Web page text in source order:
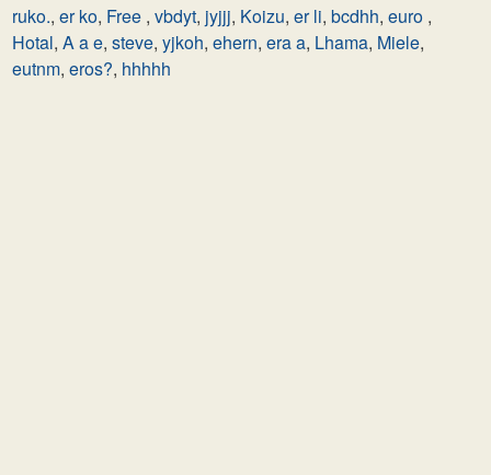
ruko., er ko, Free , vbdyt, jyjjj, Koizu, er li, bcdhh, euro ,
Hotal, A a e, steve, yjkoh, ehern, era a, Lhama, Miele,
eutnm, eros?, hhhhh